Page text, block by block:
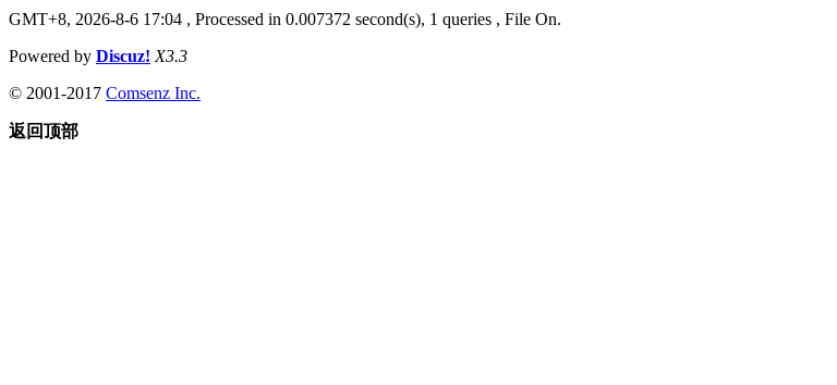
GMT+8, 2026-8-6 17:04 , Processed in 0.007372 second(s), 1 queries , File On.
Powered by Discuz! X3.3
© 2001-2017 Comsenz Inc.
返回顶部